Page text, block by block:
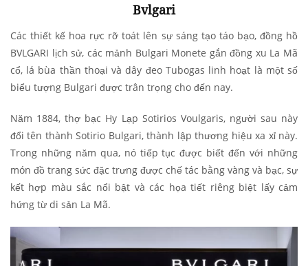
Bvlgari
Các thiết kế hoa rực rỡ toát lên sự sáng tạo táo bạo, đồng hồ
BVLGARI lịch sử, các mảnh Bulgari Monete gắn đồng xu La Mã
cổ, lá bùa thần thoại và dây đeo Tubogas linh hoạt là một số
biểu tượng Bulgari được trân trọng cho đến nay.
Năm 1884, thợ bạc Hy Lạp Sotirios Voulgaris, người sau này
đổi tên thành Sotirio Bulgari, thành lập thương hiệu xa xỉ này.
Trong những năm qua, nó tiếp tục được biết đến với những
món đồ trang sức đặc trưng được chế tác bằng vàng và bạc, sự
kết hợp màu sắc nổi bật và các họa tiết riêng biệt lấy cảm
hứng từ di sản La Mã.